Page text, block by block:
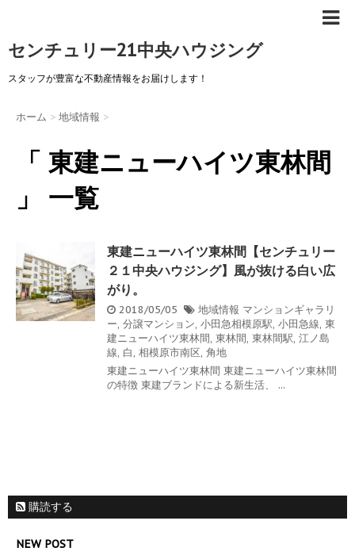
センチュリー21中央ハウジング
スタッフが豊富な不動産情報をお届けします！
ホーム > 地域情報 >
「 東建ニューハイツ東林間
」 一覧
東建ニューハイツ東林間【センチュリー
２１中央ハウジング】風が抜ける白い広
がり。
2018/05/05 地域情報 マンションギャラリ
ー, 分譲マンション, 小田急相模原駅, 小田急線, 東
建ニューハイツ東林間, 東林間, 東林間駅, 江ノ島
線, 白, 相模原市南区, 角地
東建ニューハイツ東林間 東建ニューハイツ東林間
の特徴 東建ブランドによる新生活、 ...
購読する
NEW POST